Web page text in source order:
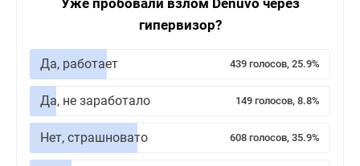
Уже пробовали взлом Denuvo через
гипервизор?
Да, работает 439 голосов, 25.9%
Да, не заработало 149 голосов, 8.8%
Нет, страшновато 608 голосов, 35.9%